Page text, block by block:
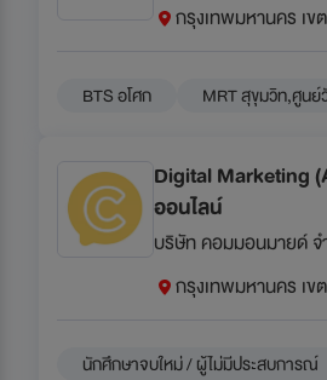
กรุงเทพมหานคร เข
BTS อโศก MRT สุขุมวิท,ศูนย์
Digital Marketing
ออนไลน์
บริษัท คอมมอนมายด์
กรุงเทพมหานคร เข
นักศึกษาจบใหม่ / ผู้ไม่มีประสบการณ์